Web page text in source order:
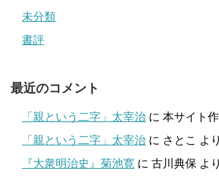
未分類
書評
最近のコメント
「親という二字」太宰治 に 本サイト
「親という二字」太宰治 に さとこ より
『大衆明治史』菊池寛 に 古川典保 より